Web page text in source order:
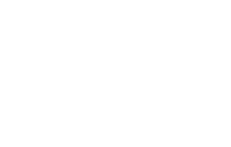
研究をリードしたMohd.
結果は、普通のありふれ